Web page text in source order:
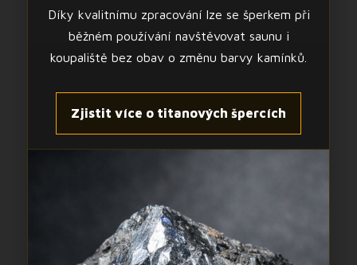
Díky kvalitnímu zpracování lze se šperkem při
běžném používání navštěvovat saunu i
koupaliště bez obav o změnu barvy kamínků.
Zjistit více o titanových špercích